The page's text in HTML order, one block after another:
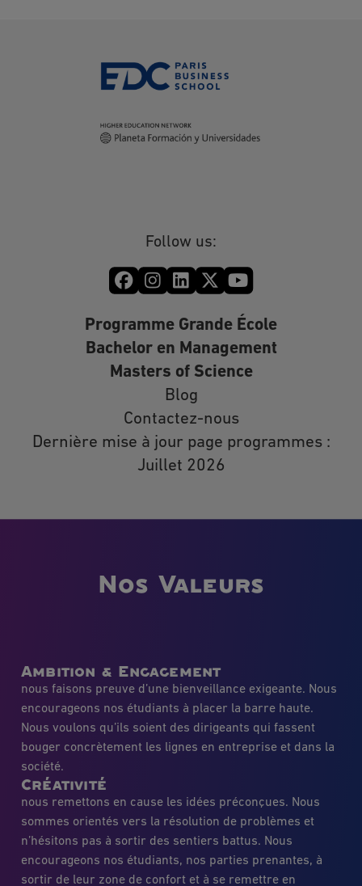
Follow us:
Programme Grande École
Bachelor en Management
Masters of Science
Blog
Contactez-nous
Dernière mise à jour page programmes :
Juillet 2026
Nos Valeurs
Ambition & Engagement
nous faisons preuve d’une bienveillance exigeante. Nous
encourageons nos étudiants à placer la barre haute.
Nous voulons qu’ils soient des dirigeants qui fassent
bouger concrètement les lignes en entreprise et dans la
société.
Créativité
nous remettons en cause les idées préconçues. Nous
sommes orientés vers la résolution de problèmes et
n’hésitons pas à sortir des sentiers battus. Nous
encourageons nos étudiants, nos parties prenantes, à
sortir de leur zone de confort et à se remettre en